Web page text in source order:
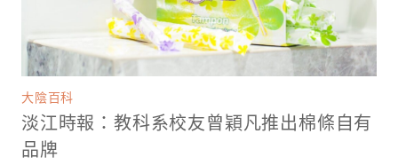
大陰百科
淡江時報：教科系校友曾穎凡推出棉條自有
品牌